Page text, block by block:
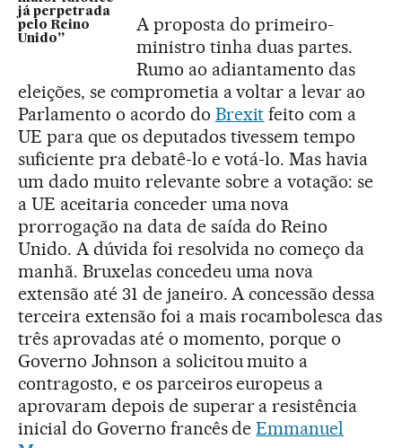
já perpetrada
pelo Reino
Unido”
A proposta do primeiro-
ministro tinha duas partes.
Rumo ao adiantamento das
eleições, se comprometia a voltar a levar ao
Parlamento o acordo do Brexit feito com a
UE para que os deputados tivessem tempo
suficiente pra debatê-lo e votá-lo. Mas havia
um dado muito relevante sobre a votação: se
a UE aceitaria conceder uma nova
prorrogação na data de saída do Reino
Unido. A dúvida foi resolvida no começo da
manhã. Bruxelas concedeu uma nova
extensão até 31 de janeiro. A concessão dessa
terceira extensão foi a mais rocambolesca das
três aprovadas até o momento, porque o
Governo Johnson a solicitou muito a
contragosto, e os parceiros europeus a
aprovaram depois de superar a resistência
inicial do Governo francês deEmmanuel